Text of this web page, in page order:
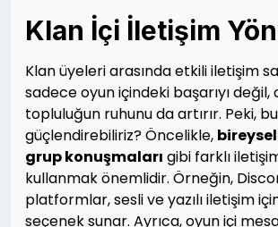
Klan İçi İletişim
Klan üyeleri arasında etkili iletişim
sadece oyun içindeki başarıyı değil,
topluluğun ruhunu da artırır. Peki,
güçlendirebiliriz? Öncelikle,
grup konuşmaları gibi farklı
kullanmak önemlidir. Örneğin,
platformlar, sesli ve yazılı iletişim
seçenek sunar. Ayrıca, oyun içi